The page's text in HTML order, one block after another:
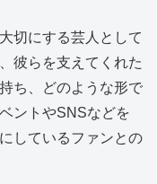
切にする芸人として
彼らを支えてくれた
ち、どのような形で
ントやSNSなどを
しているファンとの